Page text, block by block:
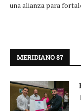
una alianza para
MERIDIANO 87